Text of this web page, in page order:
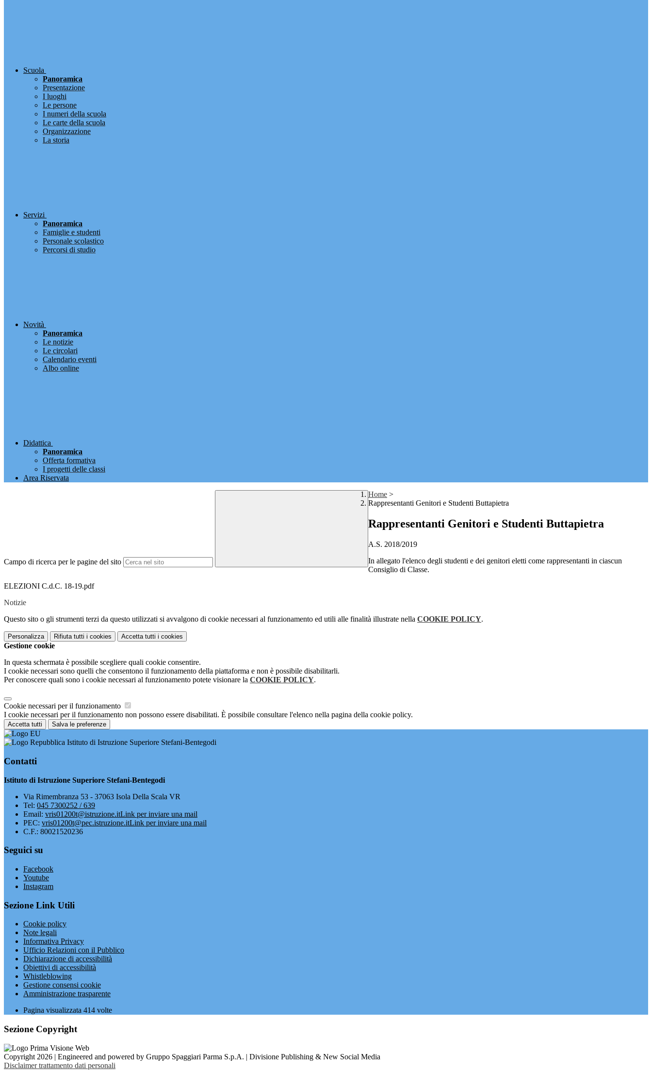
Scuola
Panoramica
Presentazione
I luoghi
Le persone
I numeri della scuola
Le carte della scuola
Organizzazione
La storia
Servizi
Panoramica
Famiglie e studenti
Personale scolastico
Percorsi di studio
Novità
Panoramica
Le notizie
Le circolari
Calendario eventi
Albo online
Didattica
Panoramica
Offerta formativa
I progetti delle classi
Area Riservata
Campo di ricerca per le pagine del sito
Home >
Rappresentanti Genitori e Studenti Buttapietra
Rappresentanti Genitori e Studenti Buttapietra
A.S. 2018/2019
In allegato l'elenco degli studenti e dei genitori eletti come rappresentanti in ciascun
Consiglio di Classe.
ELEZIONI C.d.C. 18-19.pdf
Notizie
Questo sito o gli strumenti terzi da questo utilizzati si avvalgono di cookie necessari al funzionamento ed utili alle finalità illustrate nella COOKIE POLICY.
Personalizza Rifiuta tutti i cookies Accetta tutti i cookies
Gestione cookie
In questa schermata è possibile scegliere quali cookie consentire.
I cookie necessari sono quelli che consentono il funzionamento della piattaforma e non è possibile disabilitarli.
Per conoscere quali sono i cookie necessari al funzionamento potete visionare la COOKIE POLICY.
Cookie necessari per il funzionamento
I cookie necessari per il funzionamento non possono essere disabilitati. È possibile consultare l'elenco nella pagina della cookie policy.
Accetta tutti Salva le preferenze
Istituto di Istruzione Superiore Stefani-Bentegodi
Contatti
Istituto di Istruzione Superiore Stefani-Bentegodi
Via Rimembranza 53 - 37063 Isola Della Scala VR
Tel: 045 7300252 / 639
Email: vris01200t@istruzione.itLink per inviare una mail
PEC: vris01200t@pec.istruzione.itLink per inviare una mail
C.F.: 80021520236
Seguici su
Facebook
Youtube
Instagram
Sezione Link Utili
Cookie policy
Note legali
Informativa Privacy
Ufficio Relazioni con il Pubblico
Dichiarazione di accessibilità
Obiettivi di accessibilità
Whistleblowing
Gestione consensi cookie
Amministrazione trasparente
Pagina visualizzata 414 volte
Sezione Copyright
Copyright 2026 | Engineered and powered by Gruppo Spaggiari Parma S.p.A. | Divisione Publishing & New Social Media
Disclaimer trattamento dati personali